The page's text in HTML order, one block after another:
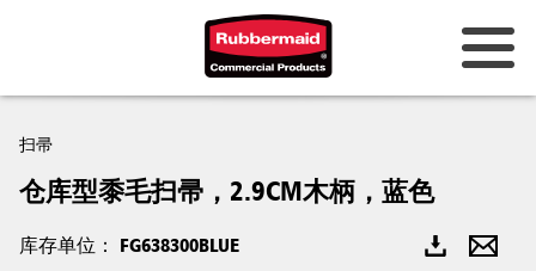
扫帚
仓库型黍毛扫帚，2.9CM木柄，蓝色
库存单位： FG638300BLUE